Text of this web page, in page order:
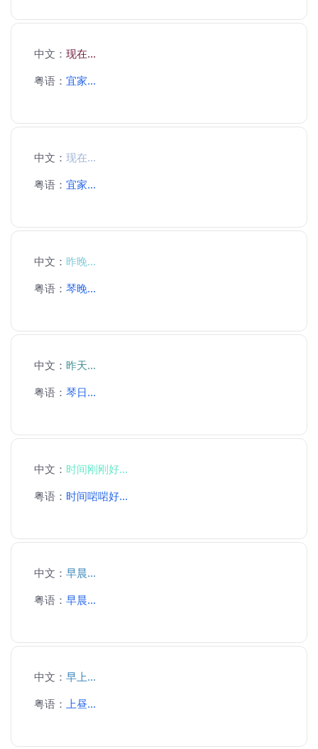
中文： 现在...
粤语： 宜家...
中文： 现在...
粤语： 宜家...
中文： 昨晚...
粤语： 琴晚...
中文： 昨天...
粤语： 琴日...
中文： 时间刚刚好...
粤语： 时间啱啱好...
中文： 早晨...
粤语： 早晨...
中文： 早上...
粤语： 上昼...